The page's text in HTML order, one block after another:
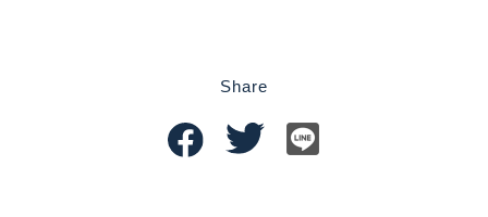
Share